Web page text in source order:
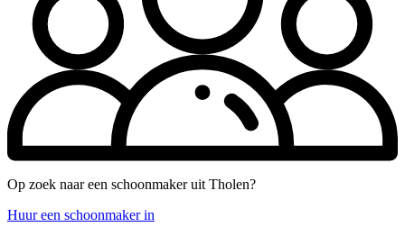
Op zoek naar een schoonmaker uit Tholen?
Huur een schoonmaker in